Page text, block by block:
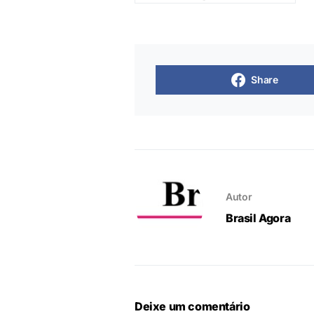
Share
Autor
Brasil Agora
Deixe um comentário